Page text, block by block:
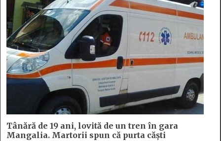
Tânără de 19 ani, lovită de un tren în gara
Mangalia. Martorii spun că purta căști